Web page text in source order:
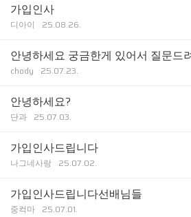
가입인사
디아이 25.08.26.
안녕하세요 궁금한게 있어서 질문드
chody 25.07.23.
안녕하세요?
단과 25.07.03.
가입인사드립니다
나그네사랑 25.07.02.
가입인사드립니다선배님들
중컥마 25.07.01.